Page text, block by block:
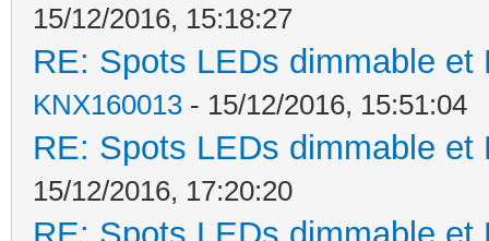
15/12/2016, 15:18:27
RE: Spots LEDs dimmable
KNX160013 - 15/12/2016, 15:51:04
RE: Spots LEDs dimmable
15/12/2016, 17:20:20